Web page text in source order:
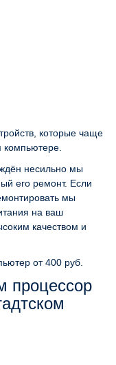
которые чаще
компьютере.
несильно мы
его ремонт. Если
мы
на ваш
качеством и
от 400 руб.
процессор